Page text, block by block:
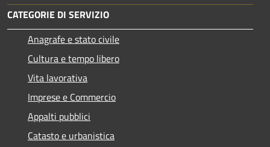
CATEGORIE DI SERVIZIO
Anagrafe e stato civile
Cultura e tempo libero
Vita lavorativa
Imprese e Commercio
Appalti pubblici
Catasto e urbanistica